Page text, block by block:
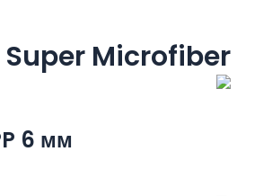
Super Microfiber
6 мм